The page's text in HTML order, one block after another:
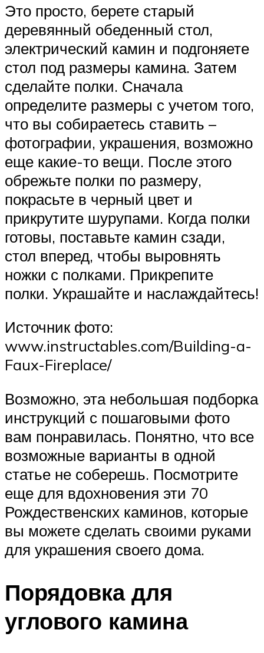
Это просто, берете старый
деревянный обеденный стол,
электрический камин и подгоняете
стол под размеры камина. Затем
сделайте полки. Сначала
определите размеры с учетом того,
что вы собираетесь ставить –
фотографии, украшения, возможно
еще какие-то вещи. После этого
обрежьте полки по размеру,
покрасьте в черный цвет и
прикрутите шурупами. Когда полки
готовы, поставьте камин сзади,
стол вперед, чтобы выровнять
ножки с полками. Прикрепите
полки. Украшайте и наслаждайтесь!
Источник фото:
www.instructables.com/Building-a-
Faux-Fireplace/
Возможно, эта небольшая подборка
инструкций с пошаговыми фото
вам понравилась. Понятно, что все
возможные варианты в одной
статье не соберешь. Посмотрите
еще для вдохновения эти 70
Рождественских каминов, которые
вы можете сделать своими руками
для украшения своего дома.
Порядовка для
углового камина